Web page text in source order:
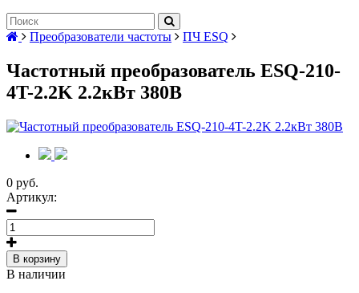
Преобразователи частоты ПЧ ESQ
Частотный преобразователь ESQ-210-
4T-2.2K 2.2кВт 380В
0 руб.
Артикул:
В корзину
В наличии